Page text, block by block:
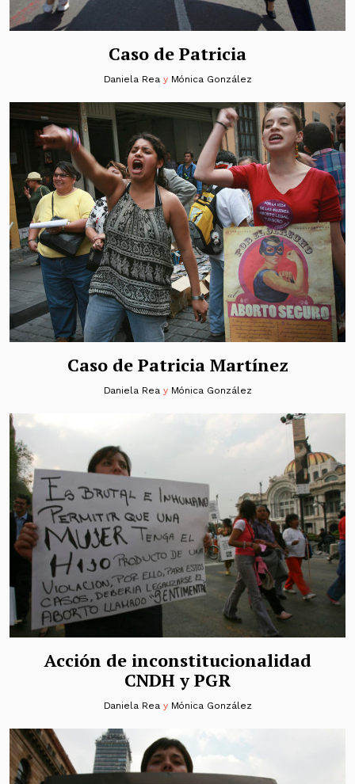
Caso de Patricia
Daniela Reay Mónica González
Caso de Patricia Martínez
Daniela Reay Mónica González
Acción de inconstitucionalidad
CNDH y PGR
Daniela Rea y Mónica González